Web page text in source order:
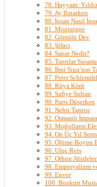
78. Hayyam:
79. Ay Batarken
80. İnsan Nasıl
81. Montaigne
82. Gömülü Dev
83. Şifacı
84. Sanat Nedir?
85. Tanrılar
86. İbni Sina’nın
87. Peter
88. Rüya Körü
89. Safiye Sultan
90. Paris Düşerken
91. Nehir Tanrısı
92. Osmanlı
93. Moğolların
94. On Üç Yıl
95. Ölüme Boyun
96. Uluç Reis
97. Orhun
98. Emperyalizm
99. Enver
100. Bozkurt